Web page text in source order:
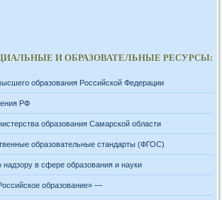
И ОБРАЗОВАТЕЛЬНЫЕ РЕСУРСЫ:
образования Российской Федерации
РФ
образования Самарской области
образовательные стандарты (ФГОС)
в сфере образования и науки
образование» —